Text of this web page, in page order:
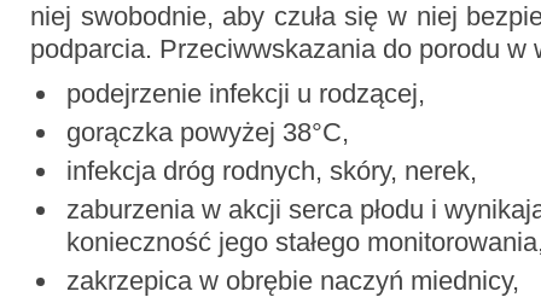
niej swobodnie, aby czuła się w niej
podparcia. Przeciwwskazania do porodu w
podejrzenie infekcji u rodzącej,
gorączka powyżej 38°C,
infekcja dróg rodnych, skóry, nerek,
zaburzenia w akcji serca płodu i
konieczność jego stałego
zakrzepica w obrębie naczyń miednicy,